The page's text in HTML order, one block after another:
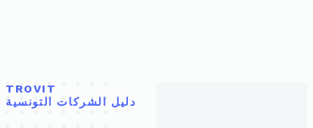
TROVIT
دليل الشركات التونسية